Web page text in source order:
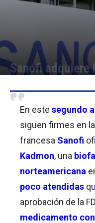
Sanofi adquiere
En este segundo
siguen firmes en la
francesa Sanofi
Kadmon, una
norteamericana
poco atendidas
aprobación de la
medicamento